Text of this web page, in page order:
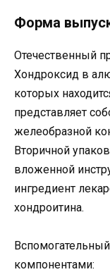
Форма
Отечественный
Хондроксид в
которых
представляет
желеобразной
Вторичной
вложенной
ингредиент
хондроитина.
компонентами: